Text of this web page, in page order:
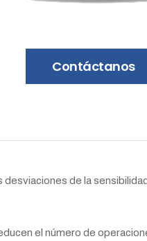
Contáctanos
de la
el número de